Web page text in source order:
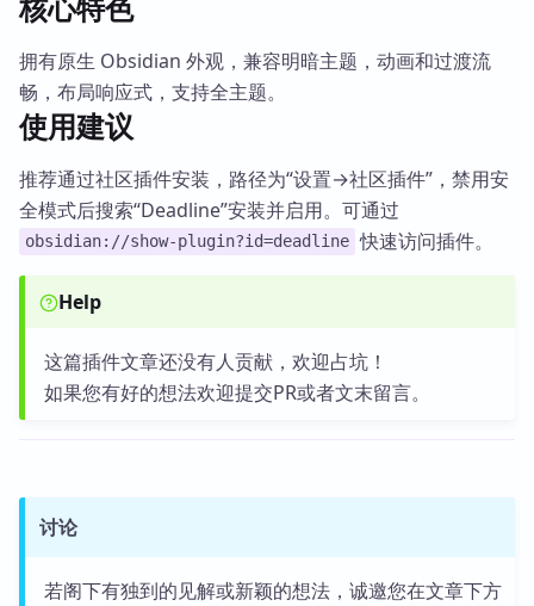
拥有原生 Obsidian 外观，兼容明暗主题，动画和过渡流
畅，布局响应式，支持全主题。
使用建议
推荐通过社区插件安装，路径为“设置→社区插件”，禁用安
全模式后搜索“Deadline”安装并启用。可通过
obsidian://show-plugin?id=deadline 快速访问插件。
Help
这篇插件文章还没有人贡献，欢迎占坑！
如果您有好的想法欢迎提交PR或者文末留言。
讨论
若阁下有独到的见解或新颖的想法，诚邀您在文章下方